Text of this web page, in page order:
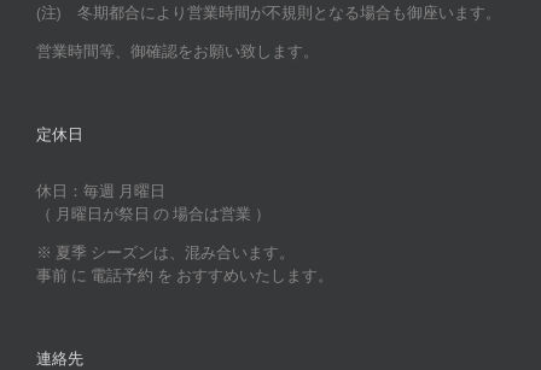
(注) 冬期都合により営業時間が不規則となる場合も御座います。
営業時間等、御確認をお願い致します。
定休日
休日：毎週 月曜日
（ 月曜日が祭日 の 場合は営業 ）
※ 夏季 シーズンは、混み合います。
事前 に 電話予約 を おすすめいたします。
連絡先